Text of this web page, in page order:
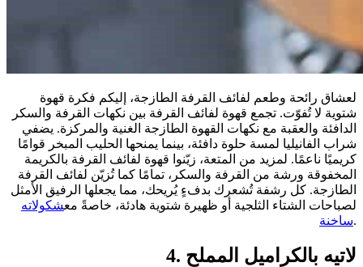
لعشاق رائحة وطعم لفائف القرفة الطازجة، إليكم فكرة قهوة
شتوية لا تُفوّت. تجمع قهوة لفائف القرفة بين نكهات القرفة والسكر
الدافئة والعقبة مع نكهات القهوة الطازجة الغنية والمركزة. يضفي
شراب الفانيليا لمسة حلوة دافئة، بينما يمنحها الحليب المبخر قوامًا
كريميًا ناعمًا. لمزيد من المتعة، زيّنوا قهوة لفائف القرفة بالكريمة
المخفوقة ورشة من القرفة والسكر، تمامًا كما تُزيّن لفائف القرفة
الطازجة. كل رشفة تُشعرك بدفءٍ يُريحك، مما يجعلها الرفيق الأمثل
لصباحات الشتاء الثلجية أو ظهيرة شتوية هادئة، خاصةً معشكولاته
ساخنة.
4. لاتيه بالكراميل المملح